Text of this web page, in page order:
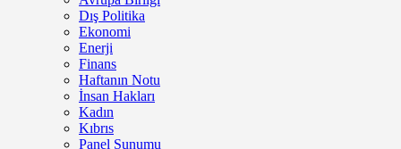
Dış Politika
Ekonomi
Enerji
Finans
Haftanın Notu
İnsan Hakları
Kadın
Kıbrıs
Panel Sunumu